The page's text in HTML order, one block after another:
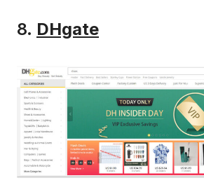
8. DHgate